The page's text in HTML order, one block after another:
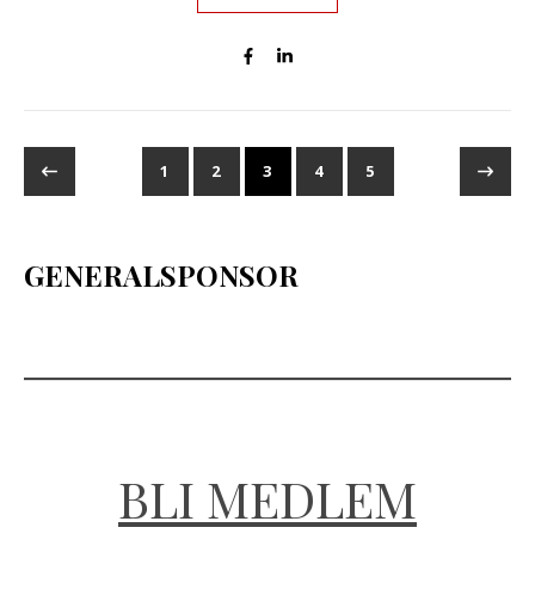
1 2 3 4 5
GENERALSPONSOR
BLI MEDLEM